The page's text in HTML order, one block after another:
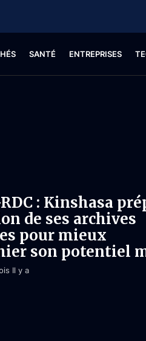
SANTÉ ENTREPRISES
: Kinshasa
de ses archives
pour mieux
son potentiel
Il y a